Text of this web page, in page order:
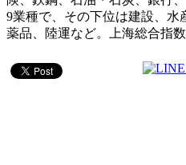
9業種で、その下位は建設、水
薬品、陸運など。上海総合指数